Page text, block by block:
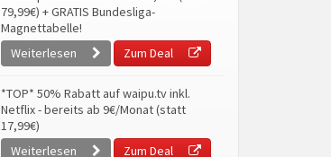
79,99€) + GRATIS Bundesliga-
Magnettabelle!
Weiterlesen
Zum Deal
*TOP* 50% Rabatt auf waipu.tv inkl.
Netflix - bereits ab 9€/Monat (statt
17,99€)
Weiterlesen
Zum Deal